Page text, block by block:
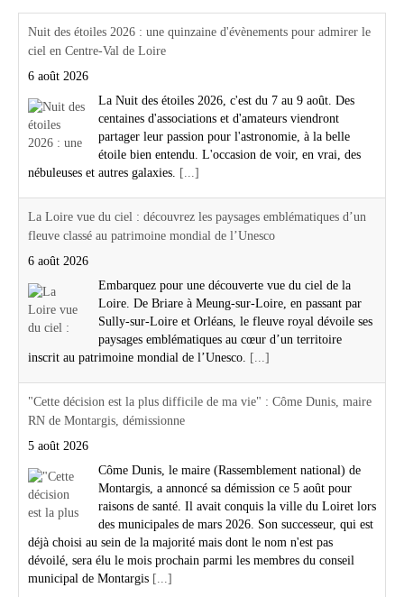
Nuit des étoiles 2026 : une quinzaine d'évènements pour admirer le
ciel en Centre-Val de Loire
6 août 2026
La Nuit des étoiles 2026, c'est du 7 au 9 août. Des
centaines d'associations et d'amateurs viendront
partager leur passion pour l'astronomie, à la belle
étoile bien entendu. L'occasion de voir, en vrai, des
nébuleuses et autres galaxies. [...]
La Loire vue du ciel : découvrez les paysages emblématiques d’un
fleuve classé au patrimoine mondial de l’Unesco
6 août 2026
Embarquez pour une découverte vue du ciel de la
Loire. De Briare à Meung-sur-Loire, en passant par
Sully-sur-Loire et Orléans, le fleuve royal dévoile ses
paysages emblématiques au cœur d’un territoire
inscrit au patrimoine mondial de l’Unesco. [...]
"Cette décision est la plus difficile de ma vie" : Côme Dunis, maire
RN de Montargis, démissionne
5 août 2026
Côme Dunis, le maire (Rassemblement national) de
Montargis, a annoncé sa démission ce 5 août pour
raisons de santé. Il avait conquis la ville du Loiret lors
des municipales de mars 2026. Son successeur, qui est
déjà choisi au sein de la majorité mais dont le nom n'est pas
dévoilé, sera élu le mois prochain parmi les membres du conseil
municipal de Montargis [...]